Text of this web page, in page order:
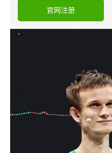
官网注册